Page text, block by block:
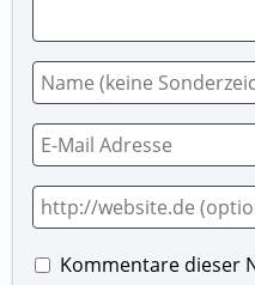
Kommentare dieser